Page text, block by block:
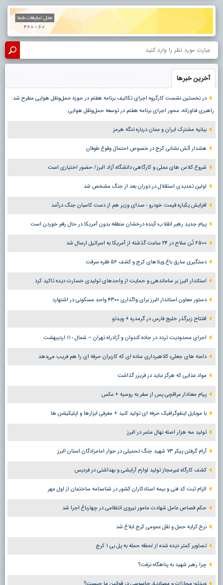
آخرین خبرها
در نخستین نشست کارگروه اجرای تکالیف برنامه هفتم در حوزه حمل‌ونقل هوایی مطرح شد:
راهبری فناورانه، محور اجرای برنامه هفتم در توسعه حمل‌ونقل هوایی
بیانیه مشترک ایران و عمان درباره تنگه هرمز
هشدار آتش نشانی کرج در خصوص احتمال وقوع طوفان
شروع کلاس های عملی و کارگاهی دانشگاه آزاد البرز/ حضور اختیاری است
اولین تمدیدی استقلال در دوران بعد از جنگ مشخص شد
افزایش یکباره قیمت خودرو ؛ صدای وزیر هم از دست کاسبان جنگ درآمد
پیام جدید رهبر انقلاب؛ آینده درخشان منطقه بدون آمریکا در حال رقم خوردن است
۶۵۰۰ تُن سلاح در ۲۴ ساعت گذشته از آمریکا به اسرائیل ارسال شد
دستگیری سارق باغ ویلاهای کرج و کشف ۵۶ فقره سرقت
استاندار البرز بر ساماندهی و حمایت از واحدهای تولیدی خسارت دیده تاکید کرد
دستور معاون استاندار البرز برای واگذاری ۴۳۰۰ واحد مسکونی در اشتهارد
افتتاح زیرگذر خلیج فارس در گرمدره + ویدئو
اجرای محدودیت تردد در جاده کندوان و آزادراه تهران – شمال ؛ ١١ اردیبهشت
دامنه های جعلی؛ کلاهبرداری ساده ای که کاربران حرفه ای را هم فریب می‌دهد
مواد غذایی که هرگز نباید در فریزر گذاشت
پیام معنادار عراقچی پس از سفر به روسیه + عکس
با موبایل اینفوگرافیک حرفه ای تولید کنید + معرفی ابزارها و اپلیکیشن ها
تولید سه هزار اصله نهال مثمر در البرز
آرام گرفتن پیکر ۷۳ شهید جنگ تحمیلی در جوار امامزادگان استان البرز
کشف کارگاه غیرمجاز تولید لوازم آرایشی و بهداشتی در فردیس
الزام ثبت کد فنی و بیمه استادکاران کشور در شناسنامه ساختمان از اول مهر
حکم قصاص عامل شهادت مامور نیروی انتظامی در چهارباغ اجرا شد
نرخ کرایه حمل و نقل عمومی کرج ابلاغ شد
تصاویر کمتر دیده شده از لحظه حمله به پل بی ۱ کرج
چرا رهبر شهید به پناهگاه نرفت؟